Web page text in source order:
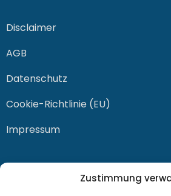
Zustimmung
Disclaimer
AGB
Datenschutz
Cookie-Richtlinie (EU)
Impressum